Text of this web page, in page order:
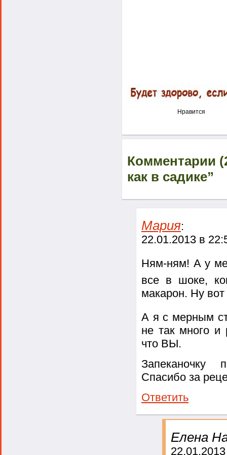
Нравится
Комментарии
как в садике”
Мария:
22.01.2013 в
Ням-ням! А у
все в шоке,
макарон. Ну
А я с мерным
не так много и
что ВЫ.
Запеканочку
Спасибо за
Ответить
Елена